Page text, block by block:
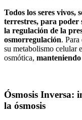
Todos los seres vivos,
terrestres, para poder
la regulación de la
osmorregulación.
su metabolismo celular
osmótica,
Ósmosis Inversa:
la ósmosis